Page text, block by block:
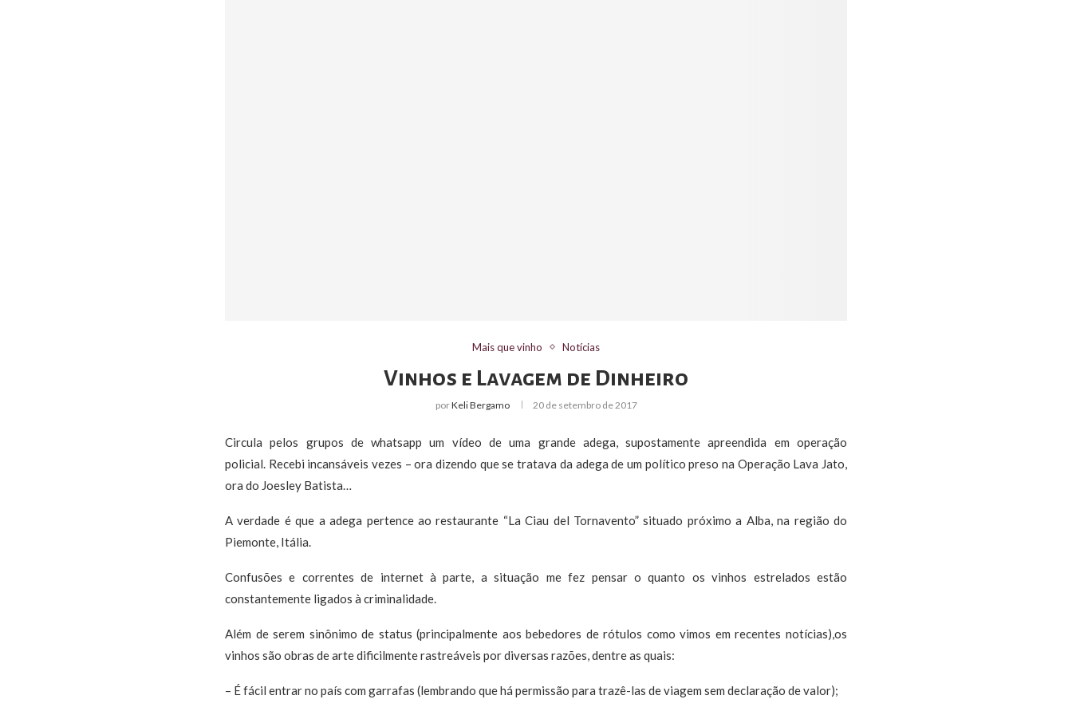
Mais que vinho Notícias
Vinhos e Lavagem de Dinheiro
porKeli Bergamo 20 de setembro de 2017
Circula pelos grupos de whatsapp um vídeo de uma grande adega, supostamente apreendida em operação
policial. Recebi incansáveis vezes – ora dizendo que se tratava da adega de um político preso na Operação Lava Jato,
ora do Joesley Batista…
A verdade é que a adega pertence ao restaurante “La Ciau del Tornavento” situado próximo a Alba, na região do
Piemonte, Itália.
Confusões e correntes de internet à parte, a situação me fez pensar o quanto os vinhos estrelados estão
constantemente ligados à criminalidade.
Além de serem sinônimo de status (principalmente aos bebedores de rótulos como vimos em recentes notícias),os
vinhos são obras de arte dificilmente rastreáveis por diversas razões, dentre as quais:
– É fácil entrar no país com garrafas (lembrando que há permissão para trazê-las de viagem sem declaração de valor);